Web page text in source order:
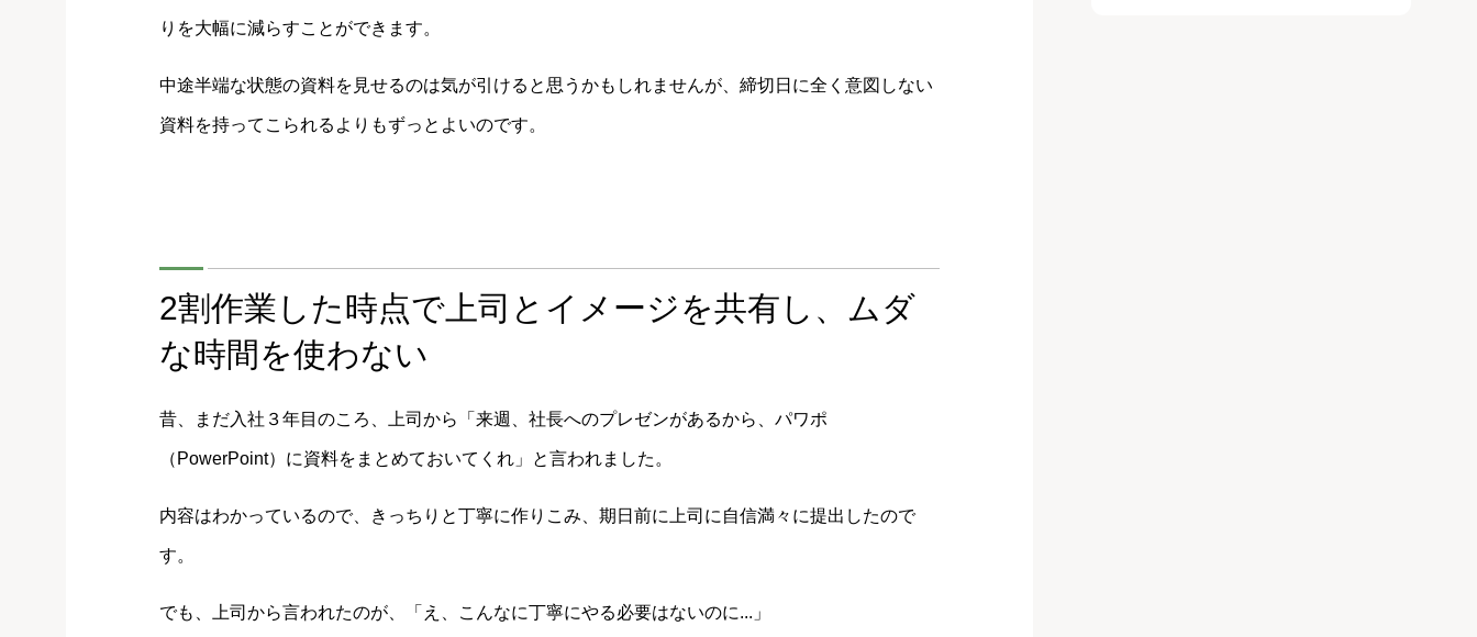
りを大幅に減らすことができます。
中途半端な状態の資料を見せるのは気が引けると思うかもしれませんが、締切日に全く意図しない
資料を持ってこられるよりもずっとよいのです。
2割作業した時点で上司とイメージを共有し、ムダ
な時間を使わない
昔、まだ入社３年目のころ、上司から「来週、社長へのプレゼンがあるから、パワポ
（PowerPoint）に資料をまとめておいてくれ」と言われました。
内容はわかっているので、きっちりと丁寧に作りこみ、期日前に上司に自信満々に提出したので
す。
でも、上司から言われたのが、「え、こんなに丁寧にやる必要はないのに...」